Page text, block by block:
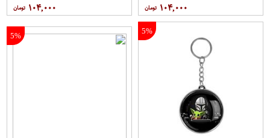
۱۰۴,۰۰۰ ۱۰۴,۰۰۰
5%
5%